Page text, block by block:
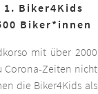
1. Biker4Kids
Biker*innen
mit über 2000
Corona-Zeiten nicht
die Biker4Kids als